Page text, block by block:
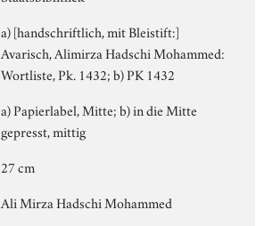
a) [handschriftlich, mit Bleistift:]
Avarisch, Alimirza Hadschi Mohammed:
Wortliste, Pk. 1432; b) PK 1432
a) Papierlabel, Mitte; b) in die Mitte
gepresst, mittig
27 cm
Ali Mirza Hadschi Mohammed